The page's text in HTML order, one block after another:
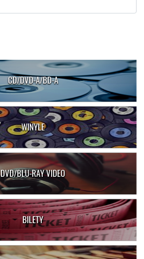
CD/DVD-A/BD-A
WINYLE
DVD/BLU-RAY VIDEO
BILETY